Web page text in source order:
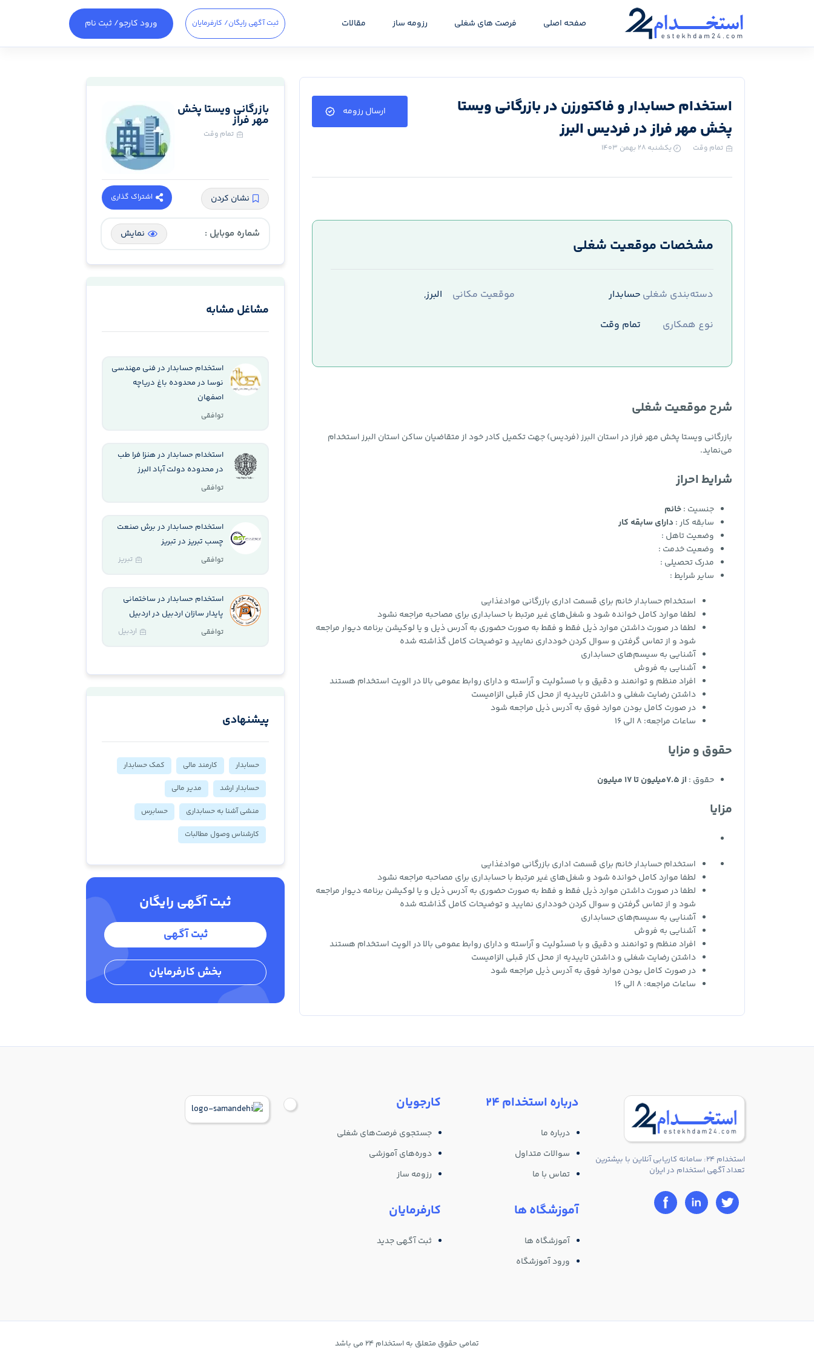
صفحه اصلی فرصت های شغلی رزومه ساز مقالات ثبت آگهی رایگان/ کارفرمایان ورود کارجو/ ثبت نام
استخدام حسابدار و فاکتورزن در بازرگانی ویستا
پخش مهر فراز در فردیس البرز
تمام وقت یکشنبه ۲۸ بهمن ۱۴۰۳
ارسال رزومه
مشخصات موقعیت شغلی
دسته‌بندی شغلی حسابدار موقعیت مکانی
البرز,
نوع همکاری
تمام وقت
شرح موقعیت شغلی
بازرگانی ویستا پخش مهر فراز در استان البرز (فردیس) جهت تکمیل کادر خود از متقاضیان ساکن استان‌ البرز استخدام
می‌نماید.
شرایط احراز
جنسیت :خانم
سابقه کار : دارای سابقه کار
وضعیت تاهل :
وضعیت خدمت :
مدرک تحصیلی :
سایر شرایط :
استخدام حسابدار خانم برای قسمت اداری بازرگانی موادغذایی
لطفا موارد کامل خوانده شود و شغل‌های غیر مرتبط با حسابداری برای مصاحبه مراجعه نشود
لطفا در صورت داشتن موارد ذیل فقط و فقط به صورت حضوری به آدرس ذیل و یا لوکیشن برنامه دیوار مراجعه
شود و از تماس گرفتن و سوال کردن خودداری نمایید و توضیحات کامل گذاشته شده
آشنایی به سیسم‌های حسابداری
آشنایی به فروش
افراد منظم و توانمند و دقیق و با مسئولیت و آراسته و دارای روابط عمومی بالا در الویت استخدام هستند
داشتن رضایت شغلی و داشتن تاییدیه از محل کار قبلی الزامیست
در صورت کامل بودن موارد فوق به آدرس ذیل مراجعه شود
ساعات مراجعه: 8 الی 16
حقوق و مزایا
حقوق : از 7.5میلیون تا 17 میلیون
مزایا
استخدام حسابدار خانم برای قسمت اداری بازرگانی موادغذایی
لطفا موارد کامل خوانده شود و شغل‌های غیر مرتبط با حسابداری برای مصاحبه مراجعه نشود
لطفا در صورت داشتن موارد ذیل فقط و فقط به صورت حضوری به آدرس ذیل و یا لوکیشن برنامه دیوار مراجعه
شود و از تماس گرفتن و سوال کردن خودداری نمایید و توضیحات کامل گذاشته شده
آشنایی به سیسم‌های حسابداری
آشنایی به فروش
افراد منظم و توانمند و دقیق و با مسئولیت و آراسته و دارای روابط عمومی بالا در الویت استخدام هستند
داشتن رضایت شغلی و داشتن تاییدیه از محل کار قبلی الزامیست
در صورت کامل بودن موارد فوق به آدرس ذیل مراجعه شود
ساعات مراجعه: 8 الی 16
بازرگانی ویستا پخش
مهر فراز
تمام وقت
نشان کردن اشتراک گذاری
شماره موبایل : نمایش
مشاغل مشابه
استخدام حسابدار در فنی مهندسی
نوسا در محدوده باغ دریاچه
اصفهان
توافقی
استخدام حسابدار در هنزا فرا طب
در محدوده دولت آباد البرز
توافقی
استخدام حسابدار در برش صنعت
چسب تبریز در تبریز
توافقی تبریز
استخدام حسابدار در ساختمانی
پایدار سازان اردبیل در اردبیل
توافقی اردبیل
پیشنهادی
حسابدار کارمند مالی
کمک حسابدار
حسابدار ارشد
مدیر مالی
منشی آشنا به حسابداری
حسابرس
کارشناس وصول مطالبات
ثبت آگهی رایگان
ثبت آگهی
بخش کارفرمایان
استخدام 24: سامانه کاریابی آنلاین با بیشترین
تعداد آگهی استخدام در ایران
درباره استخدام 24
درباره ما
سوالات متداول
تماس با ما
آموزشگاه ها
آموزشگاه ها
ورود آموزشگاه
کارجویان
جستجوی فرصت‌های شغلی
دوره‌های آموزشی
رزومه ساز
کارفرمایان
ثبت آگهی جدید
تمامی حقوق متعلق به استخدام 24 می باشد